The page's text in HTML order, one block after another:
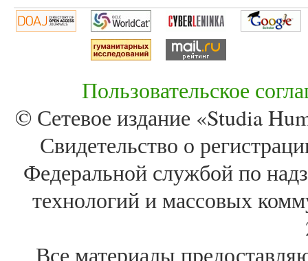
Пользовательское
© Сетевое издание «Studia
Свидетельство о
Федеральной службой по
технологий и массовых
Все материалы